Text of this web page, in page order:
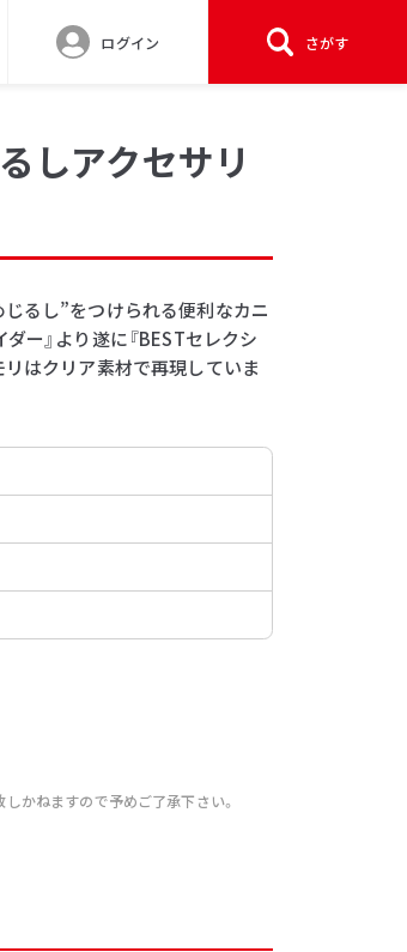
ログイン さがす
しアクセサリ
るし”をつけられる便利なカニ
ー』より遂に『BESTセレクシ
リはクリア素材で再現していま
かねますので予めご了承下さい。